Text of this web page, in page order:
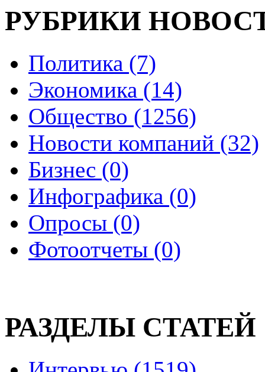
РУБРИКИ
Политика (7)
Экономика (14)
Общество (1256)
Новости компаний (32)
Бизнес (0)
Инфографика (0)
Опросы (0)
Фотоотчеты (0)
РАЗДЕЛЫ СТАТЕЙ